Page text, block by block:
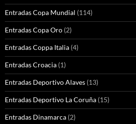
Entradas Copa Mundial (114)
Entradas Copa Oro (2)
Entradas Coppa Italia (4)
Entradas Croacia (1)
Entradas Deportivo Alaves (13)
Entradas Deportivo La Coruña (15)
Entradas Dinamarca (2)